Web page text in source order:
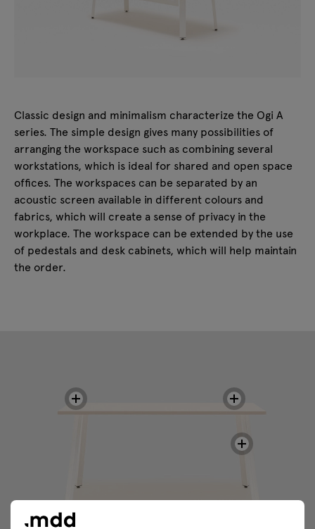
Classic design and minimalism characterize the Ogi A
series. The simple design gives many possibilities of
arranging the workspace such as combining several
workstations, which is ideal for shared and open space
offices. The workspaces can be separated by an
acoustic screen available in different colours and
fabrics, which will create a sense of privacy in the
workplace. The workspace can be extended by the use
of pedestals and desk cabinets, which will help maintain
the order.